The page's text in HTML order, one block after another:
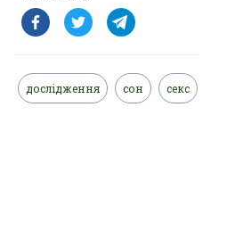
дослідження сон секс